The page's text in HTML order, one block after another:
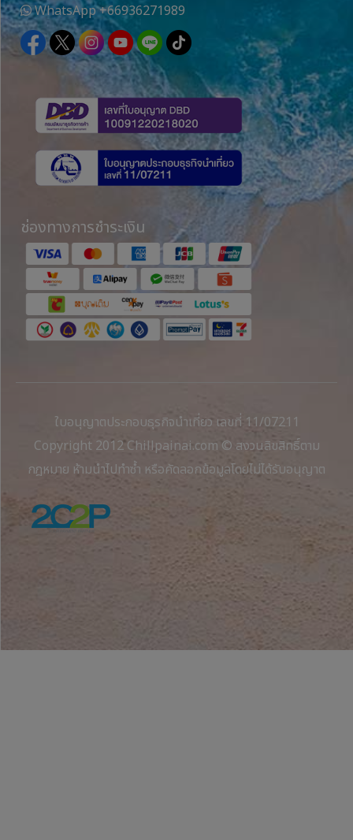
WhatsApp+66936271989
ช่องทางการชำระเงิน
ใบอนุญาตประกอบธุรกิจนำเที่ยว เลขที่ 11/07211
Copyright 2012 Chillpainai.com © สงวนลิขสิทธิ์ตาม
กฎหมาย ห้ามนำไปทำซ้ำ หรือคัดลอกข้อมูลโดยไม่ได้รับอนุญาต